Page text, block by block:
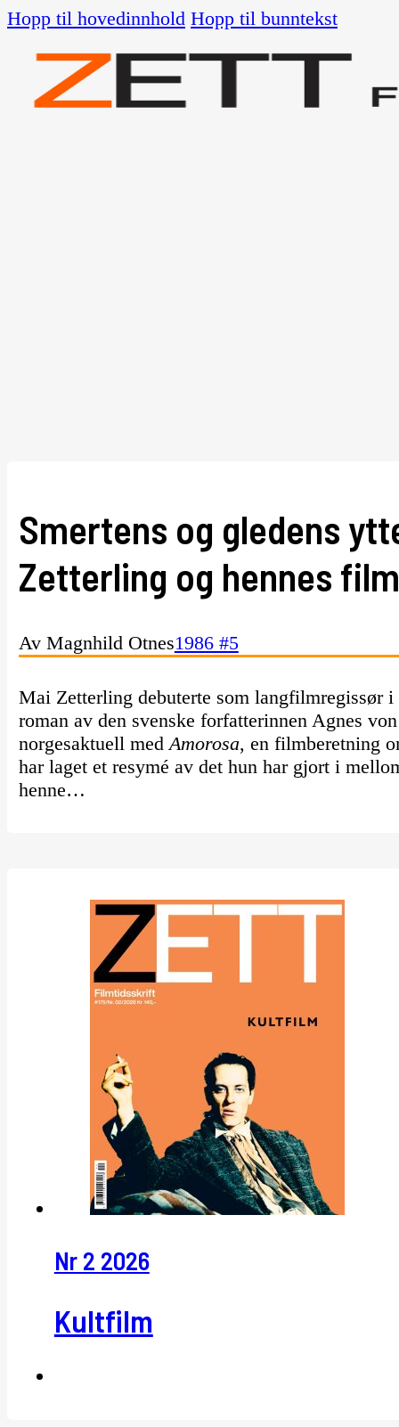
Hopp til hovedinnhold Hopp til bunntekst
Smertens og gledens
Zetterling og hennes
Av Magnhild Otnes1986 #5
Mai Zetterling debuterte som langfilmregissør
roman av den svenske forfatterinnen Agnes
norgesaktuell med Amorosa, en filmberetning
har laget et resymé av det hun har gjort i
henne…
Nr 2 2026
Kultfilm